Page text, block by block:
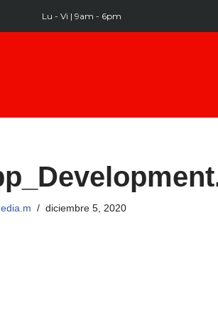
Lu - Vi | 9am - 6pm
diciembre 5, 2020